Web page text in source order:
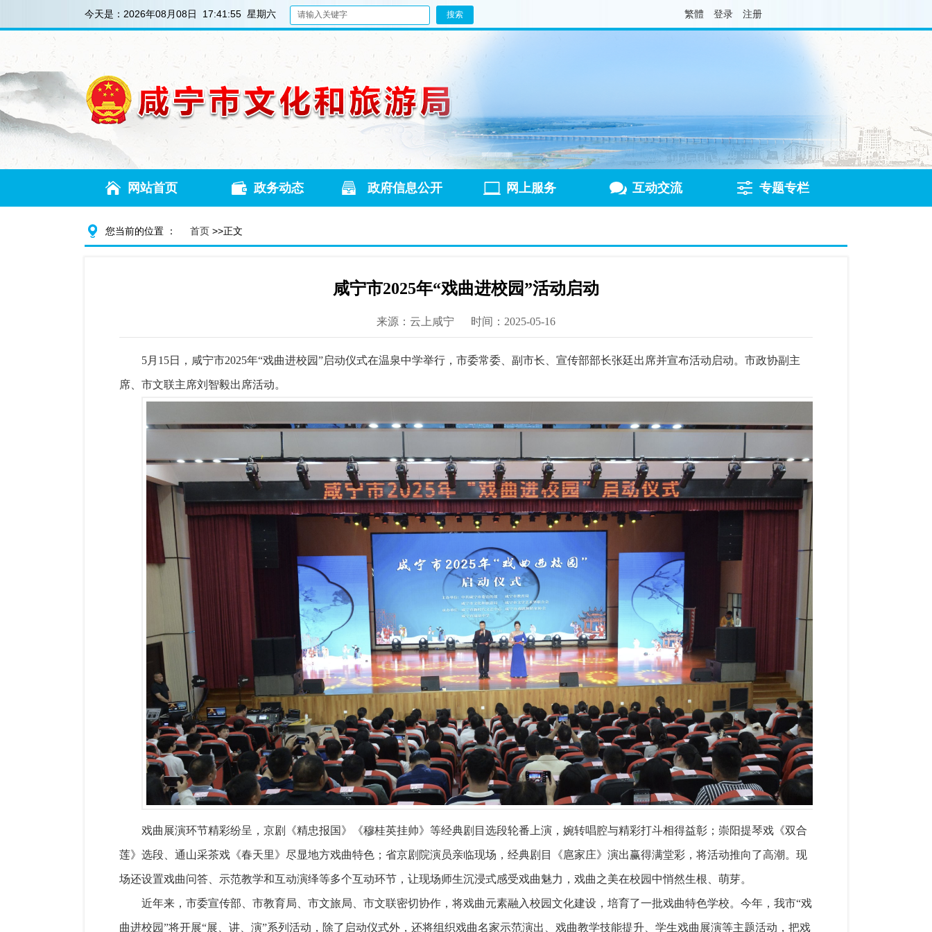
今天是： 2026年08月08日 17:41:56 星期六 繁體 登录 注册
网站首页 政务动态 政府信息公开 网上服务 互动交流 专题专栏
您当前的位置 ： 首页 >>正文
咸宁市2025年“戏曲进校园”活动启动
来源：云上咸宁 时间：2025-05-16
5月15日，咸宁市2025年“戏曲进校园”启动仪式在温泉中学举行，市委常委、副市长、宣传部部长张廷出席并宣布活动启动。市政协副主
席、市文联主席刘智毅出席活动。
戏曲展演环节精彩纷呈，京剧《精忠报国》《穆桂英挂帅》等经典剧目选段轮番上演，婉转唱腔与精彩打斗相得益彰；崇阳提琴戏《双合
莲》选段、通山采茶戏《春天里》尽显地方戏曲特色；省京剧院演员亲临现场，经典剧目《扈家庄》演出赢得满堂彩，将活动推向了高潮。现
场还设置戏曲问答、示范教学和互动演绎等多个互动环节，让现场师生沉浸式感受戏曲魅力，戏曲之美在校园中悄然生根、萌芽。
近年来，市委宣传部、市教育局、市文旅局、市文联密切协作，将戏曲元素融入校园文化建设，培育了一批戏曲特色学校。今年，我市“戏
曲进校园”将开展“展、讲、演”系列活动，除了启动仪式外，还将组织戏曲名家示范演出、戏曲教学技能提升、学生戏曲展演等主题活动，把戏